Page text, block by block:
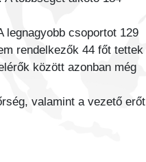
legnagyobb csoportot 129
rendelkezők 44 főt tettek
között azonban még
valamint a vezető erőt